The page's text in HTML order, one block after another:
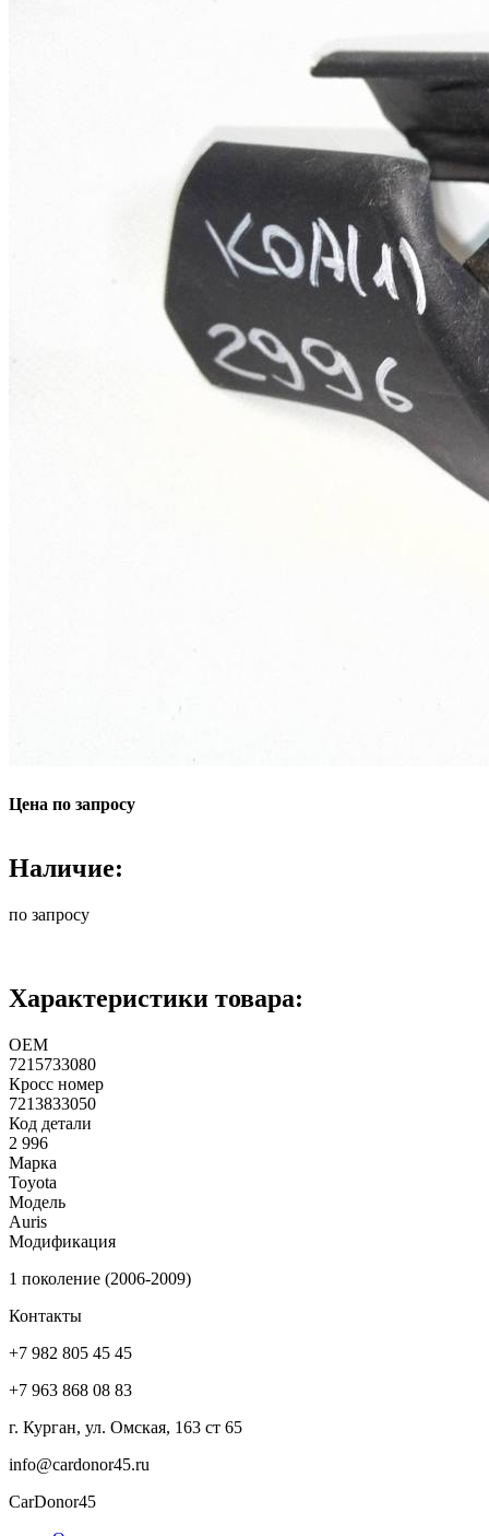
Цена по запросу
Наличие:
по запросу
Характеристики товара:
ОЕМ
7215733080
Кросс номер
7213833050
Код детали
2 996
Марка
Toyota
Модель
Auris
Модификация
1 поколение (2006-2009)
Контакты
+7 982 805 45 45
+7 963 868 08 83
г. Курган, ул. Омская, 163 ст 65
info@cardonor45.ru
CarDonor45